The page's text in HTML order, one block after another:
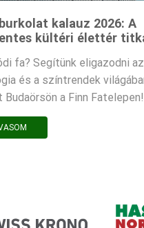
kalauz 2026: A
kültéri élettér
fa? Segítünk eligazodni az
és a színtrendek
a Finn Fatelepen!